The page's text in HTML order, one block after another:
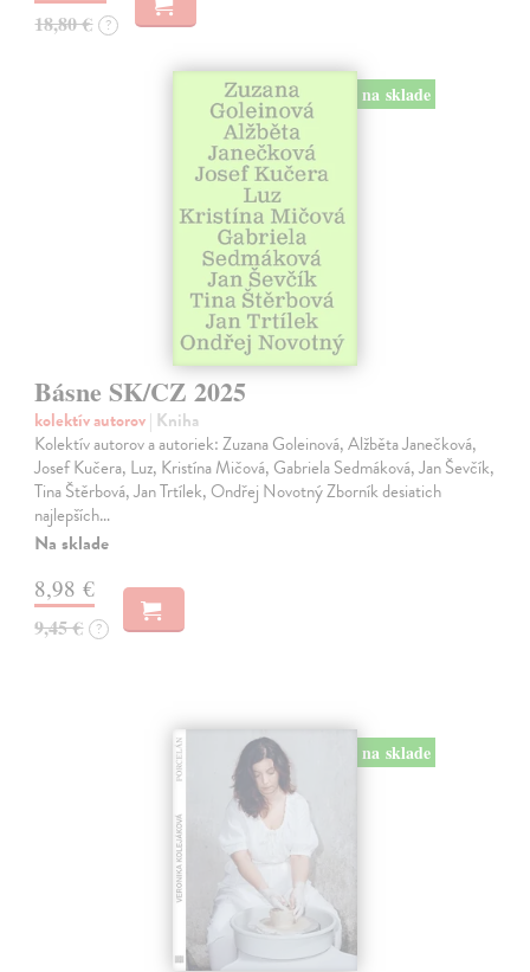
18,80 € ?
na sklade
Básne SK/CZ 2025
kolektív autorov| Kniha
Kolektív autorov a autoriek: Zuzana Goleinová, Alžběta Janečková,
Josef Kučera, Luz, Kristína Mičová, Gabriela Sedmáková, Jan Ševčík,
Tina Štěrbová, Jan Trtílek, Ondřej Novotný Zborník desiatich
najlepších…
Na sklade
8,98 €
9,45 € ?
na sklade